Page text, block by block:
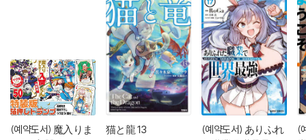
(예약도서) 魔入りま
猫と龍 13
(예약도서) ありふれ
(